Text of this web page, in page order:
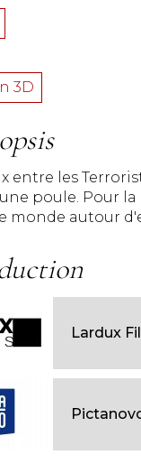
3D
entre les
poule. Pour
monde autour
Lardux